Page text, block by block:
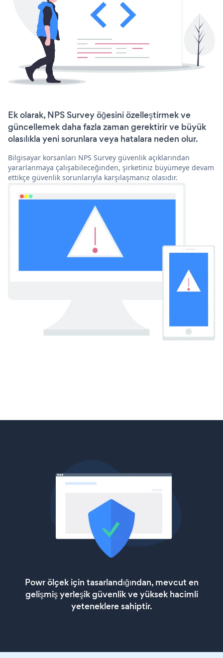
Ek olarak, NPS Survey öğesini özelleştirmek ve
güncellemek daha fazla zaman gerektirir ve büyük
olasılıkla yeni sorunlara veya hatalara neden olur.
Bilgisayar korsanları NPS Survey güvenlik açıklarından
yararlanmaya çalışabileceğinden, şirketiniz büyümeye devam
ettikçe güvenlik sorunlarıyla karşılaşmanız olasıdır.
Powr ölçek için tasarlandığından, mevcut en
gelişmiş yerleşik güvenlik ve yüksek hacimli
yeteneklere sahiptir.